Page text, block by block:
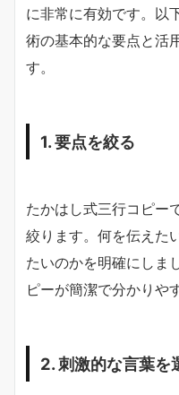
に非常に有効です。以
術の基本的な要点と活
す。
1. 要点を絞る
たかはし式三行コピー
絞ります。何を伝えた
たいのかを明確にしま
ピーが簡潔で分かりや
2. 刺激的な言葉を